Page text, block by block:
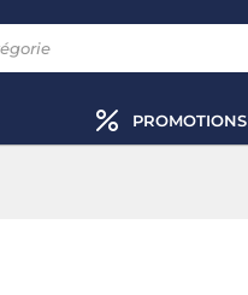
PROMOTIONS